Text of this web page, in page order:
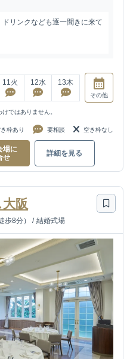
リンクなども逐一聞きに来て
11火 12水 13木
その他
ではありません。
枠あり 要相談 空き枠なし
場に
せ
詳細を見る
阪
8分） / 結婚式場